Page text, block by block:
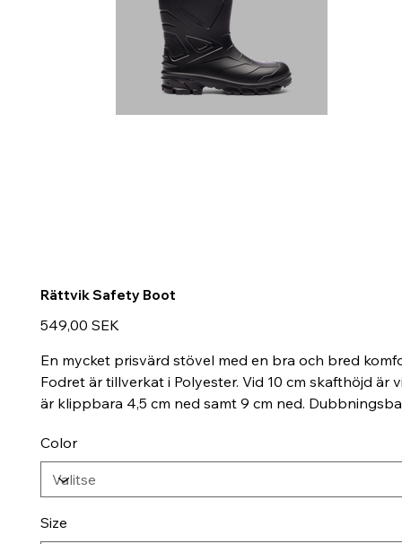
Rättvik Safety Boot
Hinta
549,00 SEK
En mycket prisvärd stövel med en bra och bred
Fodret är tillverkat i Polyester. Vid 10 cm skafthöjd är
är klippbara 4,5 cm ned samt 9 cm ned.
Color
Size